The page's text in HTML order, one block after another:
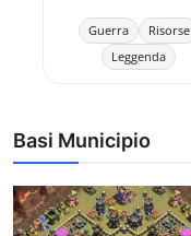
Guerra
Risorse
Leggenda
Basi Municipio